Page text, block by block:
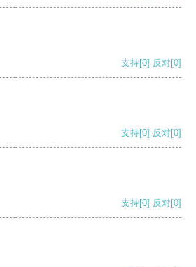
支持[0] 反对[0]
支持[0] 反对[0]
支持[0] 反对[0]